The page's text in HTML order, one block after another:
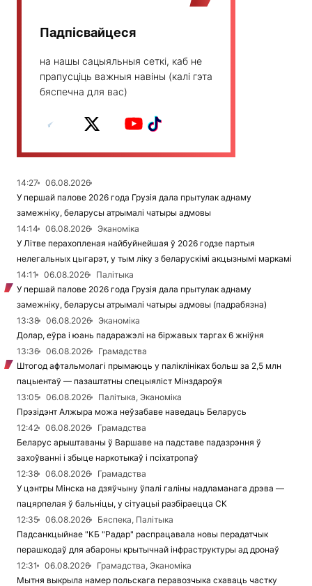
Падпісвайцеся
на нашы сацыяльныя сеткі, каб не
прапусціць важныя навіны (калі гэта
бяспечна для вас)
14:27
06.08.2026
У першай палове 2026 года Грузія дала прытулак аднаму
замежніку, беларусы атрымалі чатыры адмовы
14:14
06.08.2026
Эканоміка
У Літве перахопленая найбуйнейшая ў 2026 годзе партыя
нелегальных цыгарэт, у тым ліку з беларускімі акцызнымі маркамі
14:11
06.08.2026
Палітыка
У першай палове 2026 года Грузія дала прытулак аднаму
замежніку, беларусы атрымалі чатыры адмовы (падрабязна)
13:38
06.08.2026
Эканоміка
Долар, еўра і юань падаражэлі на біржавых таргах 6 жніўня
13:36
06.08.2026
Грамадства
Штогод афтальмолагі прымаюць у паліклініках больш за 2,5 млн
пацыентаў — пазаштатны спецыяліст Мінздароўя
13:05
06.08.2026
Палітыка, Эканоміка
Прэзідэнт Алжыра можа неўзабаве наведаць Беларусь
12:42
06.08.2026
Грамадства
Беларус арыштаваны ў Варшаве на падставе падазрэння ў
захоўванні і збыце наркотыкаў і псіхатропаў
12:38
06.08.2026
Грамадства
У цэнтры Мінска на дзяўчыну ўпалі галіны надламанага дрэва —
пацярпелая ў бальніцы, у сітуацыі разбіраецца СК
12:35
06.08.2026
Бяспека, Палітыка
Падсанкцыйнае "КБ "Радар" распрацавала новы перадатчык
перашкодаў для абароны крытычнай інфраструктуры ад дронаў
12:31
06.08.2026
Грамадства, Эканоміка
Мытня выкрыла намер польскага перавозчыка схаваць частку